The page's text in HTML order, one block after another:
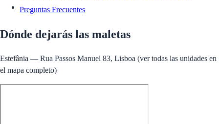
Preguntas Frecuentes
Dónde dejarás las maletas
Estefânia — Rua Passos Manuel 83, Lisboa (ver todas las unidades en
el mapa completo)